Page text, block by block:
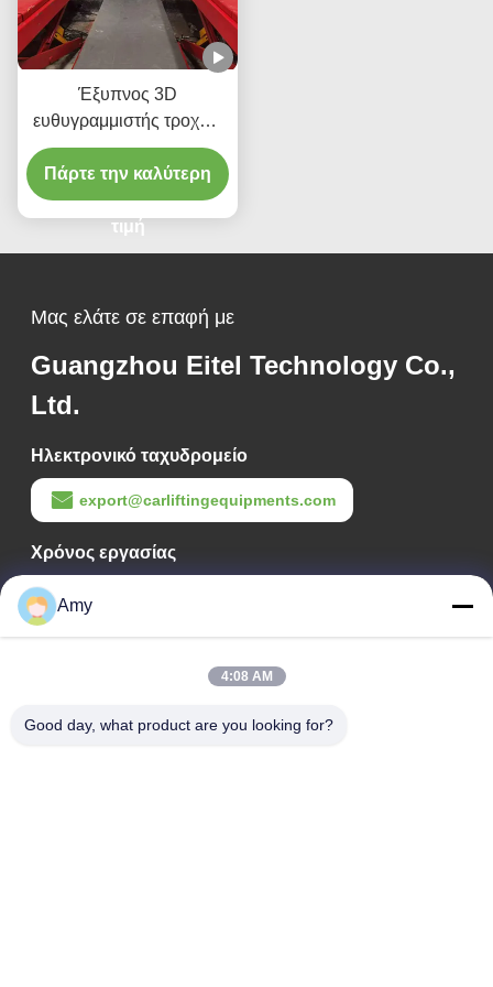
Έξυπνος 3D
ευθυγραμμιστής τροχών
X6 Διπλές οθόνες
Παρακολούθηση σε
πραγματικό χρόνο και 3D
απεικόνιση υψηλής
ακρίβειας για τέλεια
Πάρτε την καλύτερη
τιμή
Μας ελάτε σε επαφή με
Guangzhou Eitel Technology Co.,
Ltd.
Ηλεκτρονικό ταχυδρομείο
export@carliftingequipments.com
Χρόνος εργασίας
09:00-18:00
Η διεύθυνσή μας
Amy
4:08 AM
Good day, what product are you looking for?